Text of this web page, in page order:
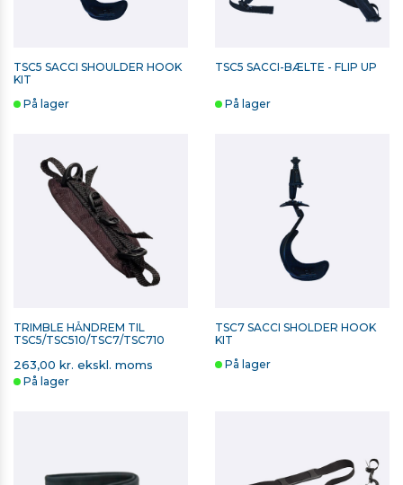
TSC5 SACCI SHOULDER HOOK
KIT
På lager
TSC5 SACCI-BÆLTE - FLIP UP
På lager
TRIMBLE HÅNDREM TIL
TSC5/TSC510/TSC7/TSC710
263,00 kr. ekskl. moms
På lager
TSC7 SACCI SHOLDER HOOK
KIT
På lager